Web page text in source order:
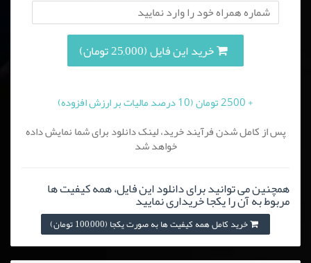
خرید این فایل (25,000 تومان)
+ 2500 تومان (10 درصد مالیات بر ارزش افزوده)
پس از کامل شدن فرآیند خرید، لینک دانلود برای شما نمایش داده
خواهد شد
همچنین می توانید برای دانلود این فایل، همه کیفیت ها
مربوط به آن را یکجا خریداری نمایید
خرید کامل همه کیفیت ها به صورت یکجا (100,000 تومان)